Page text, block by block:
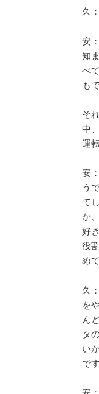
久
安
知
べ
も
そ
中
運
安
う
て
か
好
役
め
久
を
ん
タ
い
で